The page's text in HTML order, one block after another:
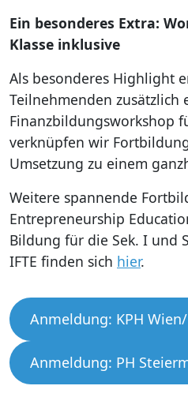
Ein besonderes Extra:
Klasse inklusive
Als besonderes Highlight
Teilnehmenden zusätzlich
Finanzbildungsworkshop
verknüpfen wir
Umsetzung zu einem
Weitere spannende
Entrepreneurship
Bildung für die Sek. I und
IFTE finden sich hier.
Anmeldung: KPH
Anmeldung: PH